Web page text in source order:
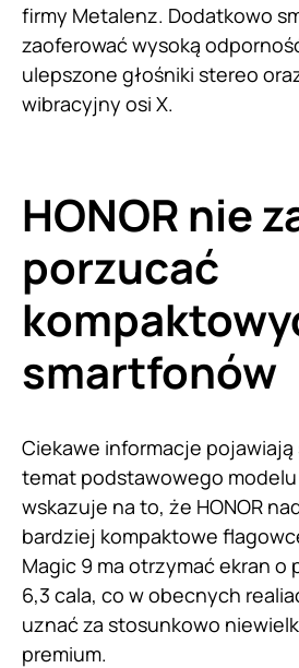
firmy Metalenz. Dodatkowo
zaoferować wysoką
ulepszone głośniki stereo
wibracyjny osi X.
HONOR nie
porzucać
smartfonów
Ciekawe informacje pojawiają
temat podstawowego
wskazuje na to, że HONOR
bardziej kompaktowe
Magic 9 ma otrzymać ekran o
6,3 cala, co w obecnych
uznać za stosunkowo
premium.